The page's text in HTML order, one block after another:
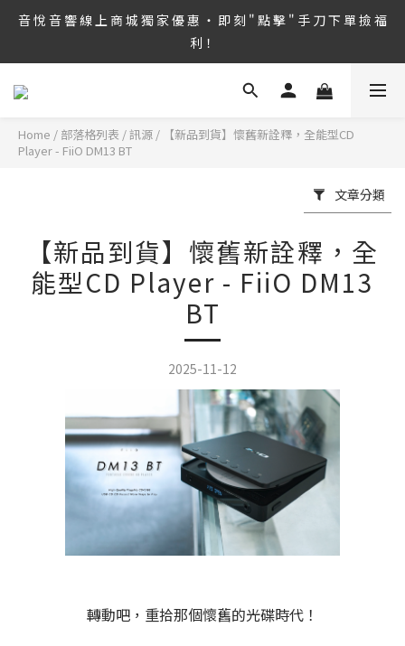
8/6 ~ 8/9 第36屆 TAA 國 際 Hi-End 音 響 大 展 情 熱 開 演 ‧  音 悅
音 響 1127 號 房 期 待 與 您 相 見
音 悅 音 響 線 上 商 城 獨 家 優 惠 ‧ 即 刻 " 點 擊 " 手 刀 下 單 撿 福
利！
音 悅 音 響 線 上 商 城 每 月 限 時 特 價 ‧ 趕 緊 " 點 擊 " 查 閱 即 享
8/6 ~ 8/9 第36屆 TAA 國 際 Hi-End 音 響 大 展 情 熱 開 演 ‧  音 悅
Home / 部落格列表 /訊源 /
【新品到貨】懷舊新詮釋，全能型CD
Player - FiiO DM13 BT
文章分類
【新品到貨】懷舊新詮釋，全
能型CD Player - FiiO DM13
BT
2025-11-12
轉動吧，重拾那個懷舊的光碟時代！